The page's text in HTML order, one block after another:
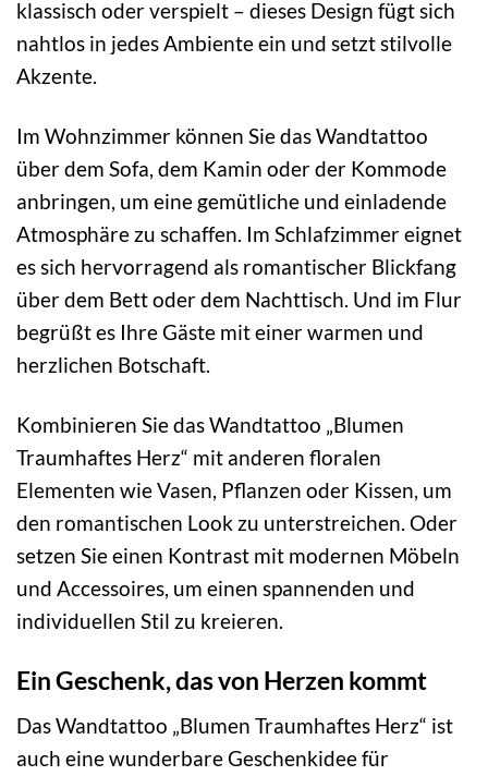
klassisch oder verspielt – dieses Design fügt sich
nahtlos in jedes Ambiente ein und setzt stilvolle
Akzente.
Im Wohnzimmer können Sie das Wandtattoo
über dem Sofa, dem Kamin oder der Kommode
anbringen, um eine gemütliche und einladende
Atmosphäre zu schaffen. Im Schlafzimmer eignet
es sich hervorragend als romantischer Blickfang
über dem Bett oder dem Nachttisch. Und im Flur
begrüßt es Ihre Gäste mit einer warmen und
herzlichen Botschaft.
Kombinieren Sie das Wandtattoo „Blumen
Traumhaftes Herz“ mit anderen floralen
Elementen wie Vasen, Pflanzen oder Kissen, um
den romantischen Look zu unterstreichen. Oder
setzen Sie einen Kontrast mit modernen Möbeln
und Accessoires, um einen spannenden und
individuellen Stil zu kreieren.
Ein Geschenk, das von Herzen kommt
Das Wandtattoo „Blumen Traumhaftes Herz“ ist
auch eine wunderbare Geschenkidee für